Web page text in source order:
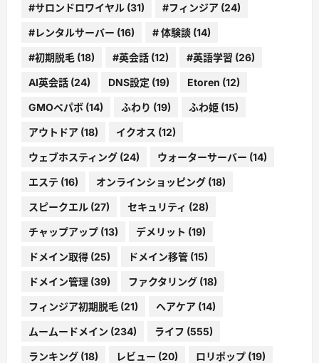
#サロンドロワイヤル (31) #フィンジア (24)
#レンタルサーバー (16) # 体験談 (14)
#初期脱毛 (18) #英会話 (12) #英語学習 (26)
AI英会話 (24) DNS設定 (19) Etoren (12)
GMOペパボ (14) ふわり (19) ふわ姫 (15)
アウトドア (18) イクオス (12)
ウェブホスティング (24) ウォーターサーバー (14)
エステ (16) オンラインショッピング (18)
スピークエル (27) セキュリティ (28)
チャップアップ (13) デメリット (19)
ドメイン取得 (25) ドメイン移管 (15)
ドメイン管理 (39) ファクタリング (18)
フィンジア初期脱毛 (21) ヘアケア (14)
ムームードメイン (234) ライフ (555)
ランキング (18) レビュー (20) ロリポップ (19)